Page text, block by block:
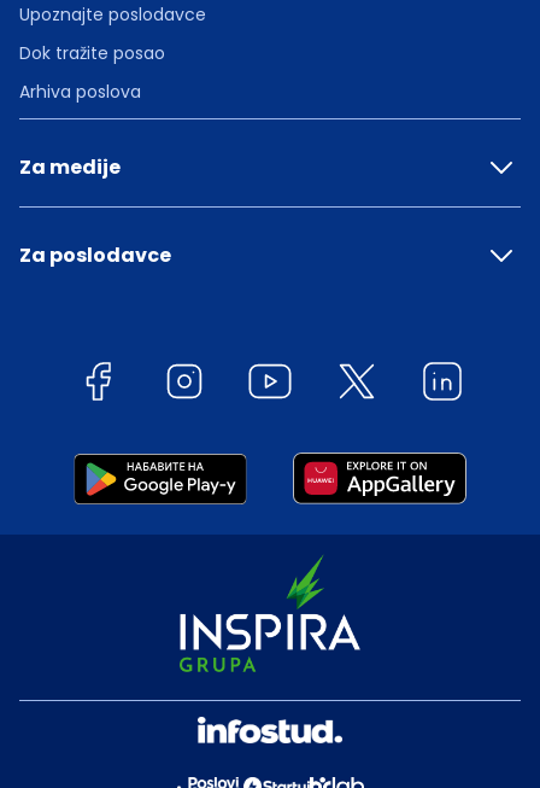
Upoznajte poslodavce
Dok tražite posao
Arhiva poslova
Za medije
Za poslodavce